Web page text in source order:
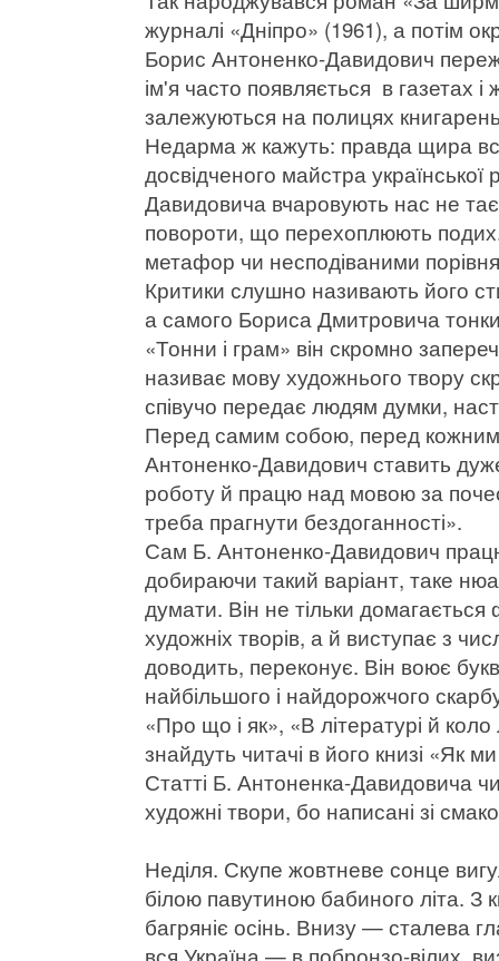
журналі «Дніпро» (1961), а потім
Борис Антоненко-Давидович
ім'я часто появляється в газетах
залежуються на полицях книгарень
Недарма ж кажуть: правда щира
досвідченого майстра
Давидовича вчаровують нас не
повороти, що перехоплюють
метафор чи несподіваними
Критики слушно називають його
а самого Бориса Дмитровича
«Тонни і грам» він скромно
називає мову художнього твору
співучо передає людям думки,
Перед самим собою, перед
Антоненко-Давидович ставить
роботу й працю над мовою за
треба прагнути бездоганності».
Сам Б. Антоненко-Давидович
добираючи такий варіант, таке
думати. Він не тільки домагається
художніх творів, а й виступає з
доводить, переконує. Він воює
найбільшого і найдорожчого
«Про що і як», «В літературі й
знайдуть читачі в його книзі «Як
Статті Б. Антоненка-Давидовича
художні твори, бо написані зі
Неділя. Скупе жовтневе сонце
білою павутиною бабиного літа. З
багряніє осінь. Внизу — сталева
вся Україна — в побронзо-вілих,